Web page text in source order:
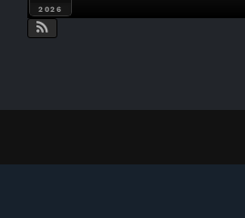
2026